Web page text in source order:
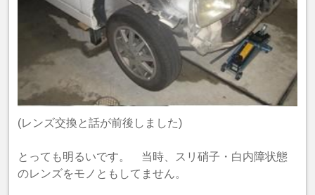
(レンズ交換と話が前後しました)
とっても明るいです。 当時、スリ硝子・白内障状態
のレンズをモノともしてません。